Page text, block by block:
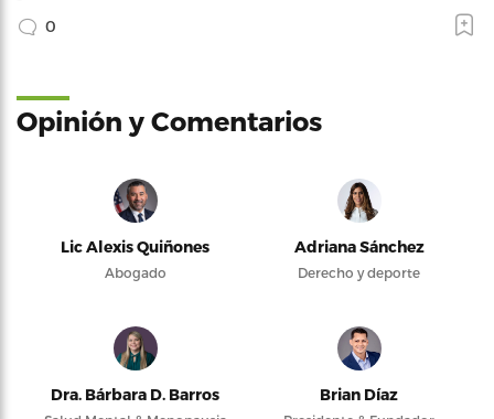
0
Opinión y Comentarios
Lic Alexis Quiñones
Abogado
Adriana Sánchez
Derecho y deporte
Dra. Bárbara D. Barros Brian Díaz